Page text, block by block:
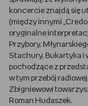
DBAM O URODĘ
PASJE DZIECKA
TRENUJĘ
PORADNIKI
koncercie znajdą się
(między innymi
oryginalne
Przybory,
Stachury, Bukartyka i
pochodzące z
w tym przebój radiowej
Zbigniewowi
Roman Hudaszek.